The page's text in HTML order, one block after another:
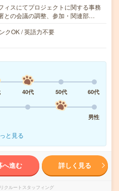
ィスにてプロジェクトに関する事務
との会議の調整、参加・関連部…
クOK / 英語力不要
40代 50代
60代
男性
と見る
へ進む 詳しく見る
クルートスタッフィング